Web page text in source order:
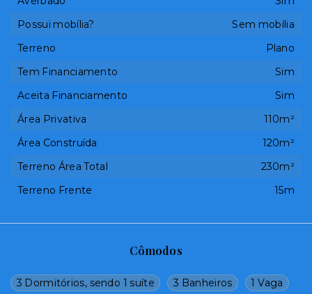
Cômodos
3 Dormitórios, sendo 1 suíte 3 Banheiros
1 Vaga
Possui mobília?
Sem mobília
Terreno
Plano
Tem Financiamento
Sim
Aceita Financiamento
Sim
Área Privativa
110m²
Área Construída
120m²
Terreno Área Total
230m²
Terreno Frente
15m